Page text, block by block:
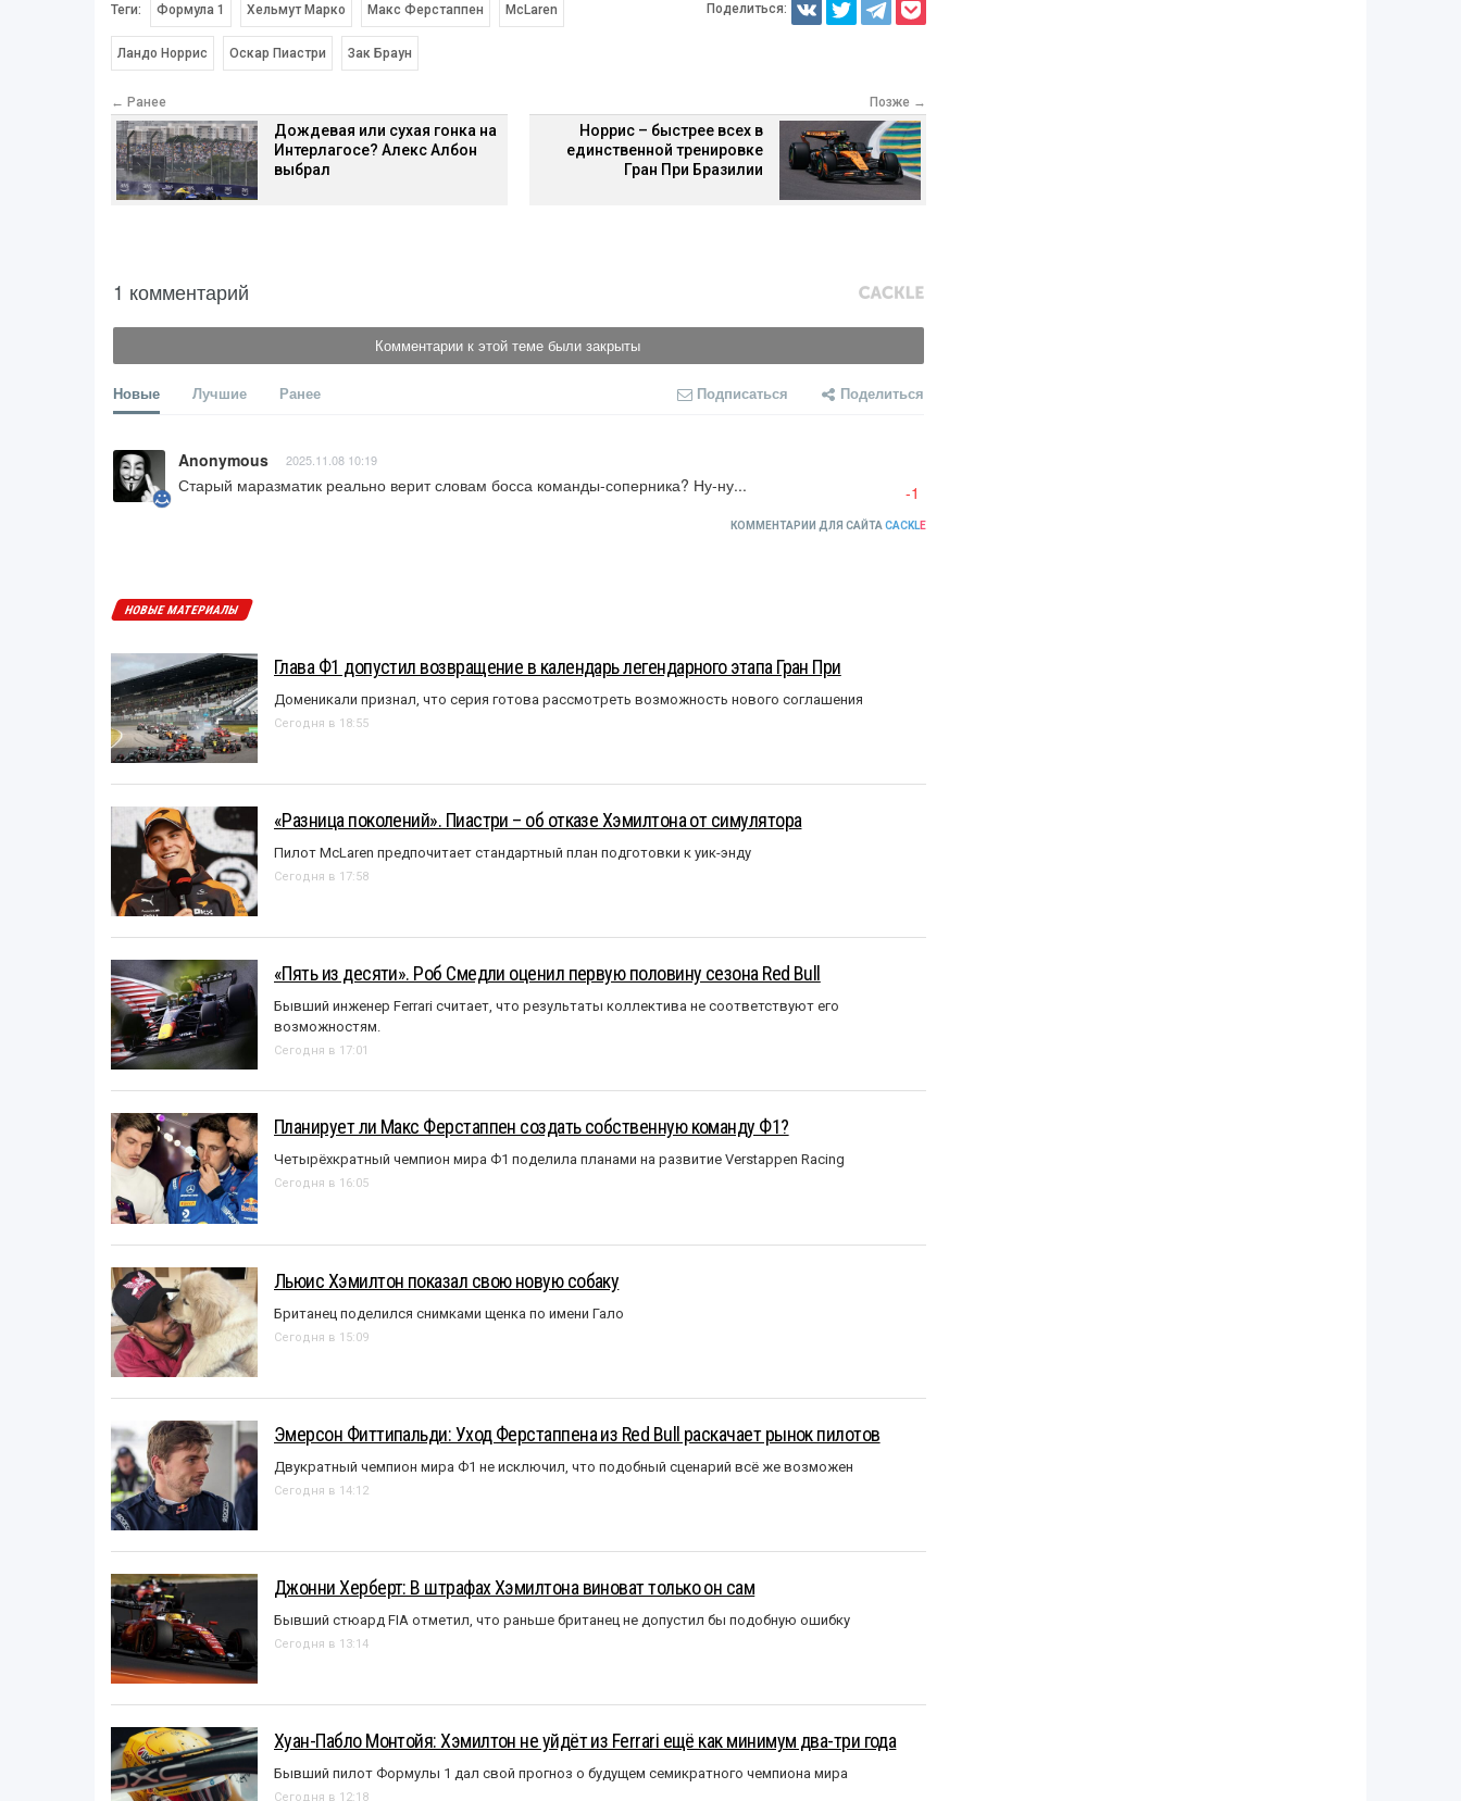
Теги: Формула 1 Хельмут Марко Макс Ферстаппен McLaren
Ландо Норрис Оскар Пиастри Зак Браун
Поделиться:
← Ранее
Дождевая или сухая гонка на
Интерлагосе? Алекс Албон
выбрал
Позже →
Норрис – быстрее всех в
единственной тренировке
Гран При Бразилии
1 комментарий
Комментарии к этой теме были закрыты
Новые Лучшие Ранее Подписаться Поделиться
Anonymous 2025.11.08 10:19
Старый маразматик реально верит словам босса команды-соперника? Ну-ну... -1
КОММЕНТАРИИ ДЛЯ САЙТА CACKLE
НОВЫЕ МАТЕРИАЛЫ
Глава Ф1 допустил возвращение в календарь легендарного этапа Гран При
Доменикали признал, что серия готова рассмотреть возможность нового соглашения
Сегодня в 18:55
«Разница поколений». Пиастри – об отказе Хэмилтона от симулятора
Пилот McLaren предпочитает стандартный план подготовки к уик-энду
Сегодня в 17:58
«Пять из десяти». Роб Смедли оценил первую половину сезона Red Bull
Бывший инженер Ferrari считает, что результаты коллектива не соответствуют его
возможностям.
Сегодня в 17:01
Планирует ли Макс Ферстаппен создать собственную команду Ф1?
Четырёхкратный чемпион мира Ф1 поделила планами на развитие Verstappen Racing
Сегодня в 16:05
Льюис Хэмилтон показал свою новую собаку
Британец поделился снимками щенка по имени Гало
Сегодня в 15:09
Эмерсон Фиттипальди: Уход Ферстаппена из Red Bull раскачает рынок пилотов
Двукратный чемпион мира Ф1 не исключил, что подобный сценарий всё же возможен
Сегодня в 14:12
Джонни Херберт: В штрафах Хэмилтона виноват только он сам
Бывший стюард FIA отметил, что раньше британец не допустил бы подобную ошибку
Сегодня в 13:14
Хуан-Пабло Монтойя: Хэмилтон не уйдёт из Ferrari ещё как минимум два-три года
Бывший пилот Формулы 1 дал свой прогноз о будущем семикратного чемпиона мира
Сегодня в 12:18